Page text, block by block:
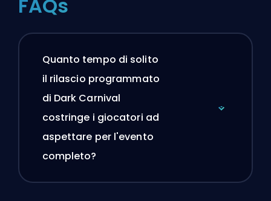
FAQs
Quanto tempo di solito
il rilascio programmato
di Dark Carnival
costringe i giocatori ad
aspettare per l'evento
completo?